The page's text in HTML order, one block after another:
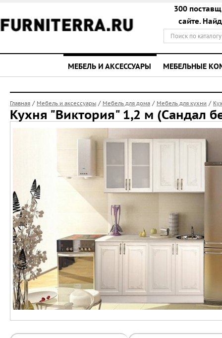
300
сайте.
МЕБЕЛЬ И АКСЕССУАРЫ МЕБЕЛЬНЫЕ
Главная / Мебель и аксессуары / Мебель для дома / Мебель для кухни /
Кухня "Виктория" 1,2 м (Сандал